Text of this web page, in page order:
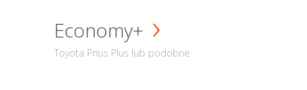
Economy+
Toyota Prius Plus lub podobne